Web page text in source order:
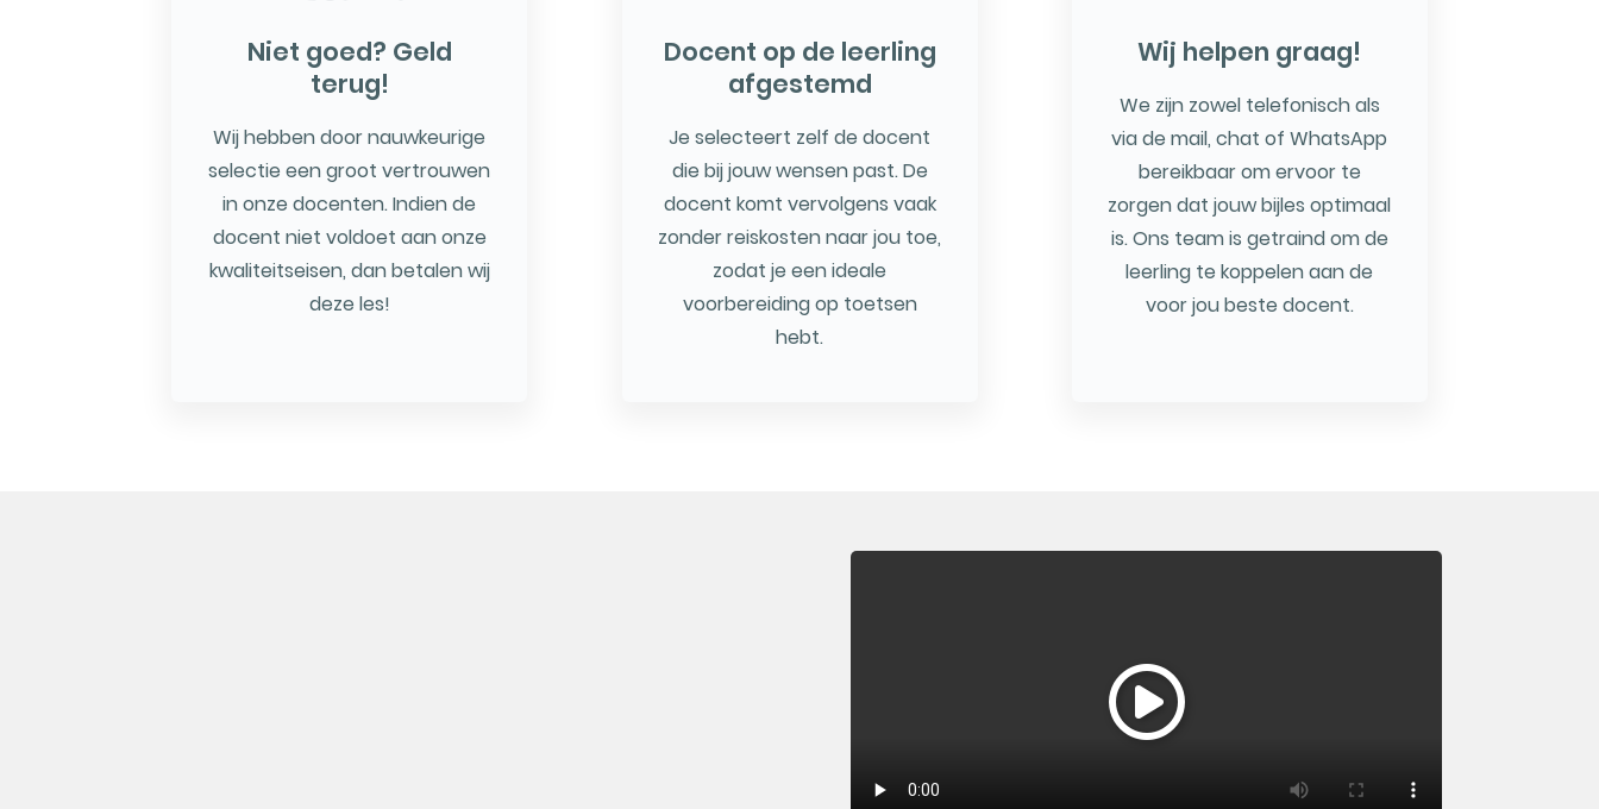
Niet goed? Geld
terug!
Wij hebben door nauwkeurige
selectie een groot vertrouwen
in onze docenten. Indien de
docent niet voldoet aan onze
kwaliteitseisen, dan betalen wij
deze les!
Docent op de leerling
afgestemd
Je selecteert zelf de docent
die bij jouw wensen past. De
docent komt vervolgens vaak
zonder reiskosten naar jou toe,
zodat je een ideale
voorbereiding op toetsen
hebt.
Wij helpen graag!
We zijn zowel telefonisch als
via de mail, chat of WhatsApp
bereikbaar om ervoor te
zorgen dat jouw bijles optimaal
is. Ons team is getraind om de
leerling te koppelen aan de
voor jou beste docent.